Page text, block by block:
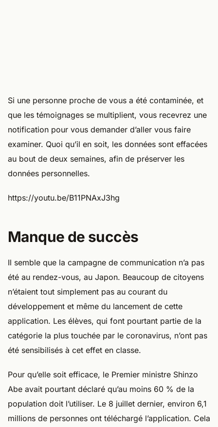
Si une personne proche de vous a été contaminée, et
que les témoignages se multiplient, vous recevrez une
notification pour vous demander d’aller vous faire
examiner. Quoi qu’il en soit, les données sont effacées
au bout de deux semaines, afin de préserver les
données personnelles.
https://youtu.be/B11PNAxJ3hg
Manque de succès
Il semble que la campagne de communication n’a pas
été au rendez-vous, au Japon. Beaucoup de citoyens
n’étaient tout simplement pas au courant du
développement et même du lancement de cette
application. Les élèves, qui font pourtant partie de la
catégorie la plus touchée par le coronavirus, n’ont pas
été sensibilisés à cet effet en classe.
Pour qu’elle soit efficace, le Premier ministre Shinzo
Abe avait pourtant déclaré qu’au moins 60 % de la
population doit l’utiliser. Le 8 juillet dernier, environ 6,1
millions de personnes ont téléchargé l’application. Cela